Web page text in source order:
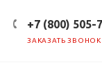
+7 (800) 505-
ЗАКАЗАТЬ ЗВОНОК